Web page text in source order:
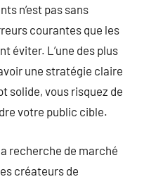
n’est pas sans
courantes que les
éviter. L’une des plus
une stratégie claire
solide, vous risquez de
votre public cible.
recherche de marché
créateurs de